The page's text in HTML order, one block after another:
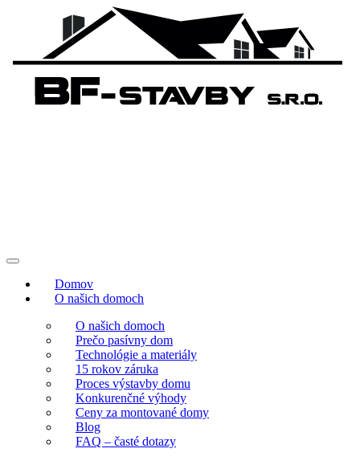
Domov
O našich domoch
O našich domoch
Prečo pasívny dom
Technológie a materiály
15 rokov záruka
Proces výstavby domu
Konkurenčné výhody
Ceny za montované domy
Blog
FAQ – časté dotazy